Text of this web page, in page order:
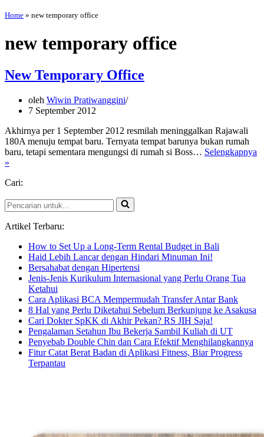
Home » new temporary office
new temporary office
New Temporary Office
oleh Wiwin Pratiwanggini
7 September 2012
Akhirnya per 1 September 2012 resmilah meninggalkan Rajawali
180A menuju tempat baru. Ternyata tempat barunya bukan rumah
baru, tetapi sementara mengungsi di rumah si Boss… Selengkapnya
»
Office
Cari:
Pencarian
untuk...
Artikel Terbaru:
How to Set Up a Long-Term Rental Budget in Bali
Haid Lebih Lancar dengan Hindari Minuman Ini!
Bersahabat dengan Hipertensi
Jenis-Jenis Kurikulum Internasional yang Perlu Orang Tua
Ketahui
Cara Aplikasi BCA Mempermudah Transfer Antar Bank
8 Hal yang Perlu Diketahui Sebelum Berkunjung ke Asakusa
Cari Dokter SpKK di Akhir Pekan? RS JIH Saja!
Pengalaman Setahun Ibu Bekerja Sambil Kuliah di UT
Penyebab Double Chin dan Cara Efektif Menghilangkannya
Fitur Catat Berat Badan di Aplikasi Fitness, Biar Progress
Terpantau